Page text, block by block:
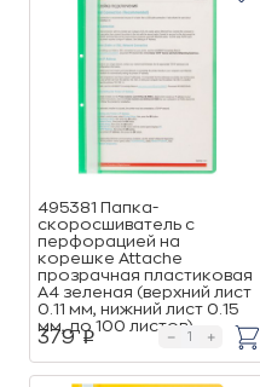
495381 Папка-
скоросшиватель с
перфорацией на
корешке Attache
прозрачная пластиковая
А4 зеленая (верхний лист
0.11 мм, нижний лист 0.15
мм, до 100 листов)
379p